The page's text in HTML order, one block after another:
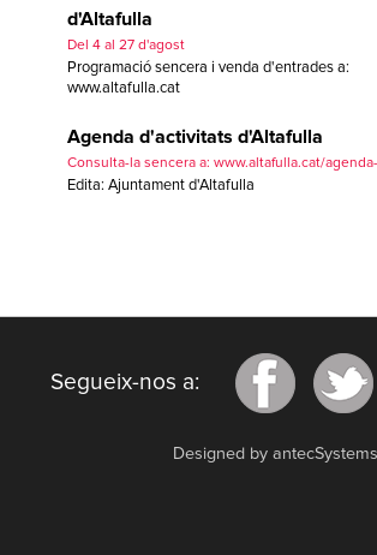
d'Altafulla
Del 4 al 27 d'agost
Programació sencera i venda d'entrades a:
www.altafulla.cat
Agenda d'activitats d'Altafulla
Consulta-la sencera a: www.altafulla.cat/
Edita: Ajuntament d'Altafulla
Segueix-nos a:
Designed by